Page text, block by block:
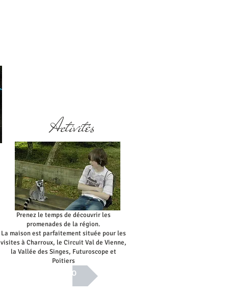
Activités
Prenez le temps de découvrir les
promenades de la région.
La maison est parfaitement située pour les
visites à Charroux, le Circuit Val de Vienne,
la Vallée des Singes, Futuroscope et
Poitiers
Info